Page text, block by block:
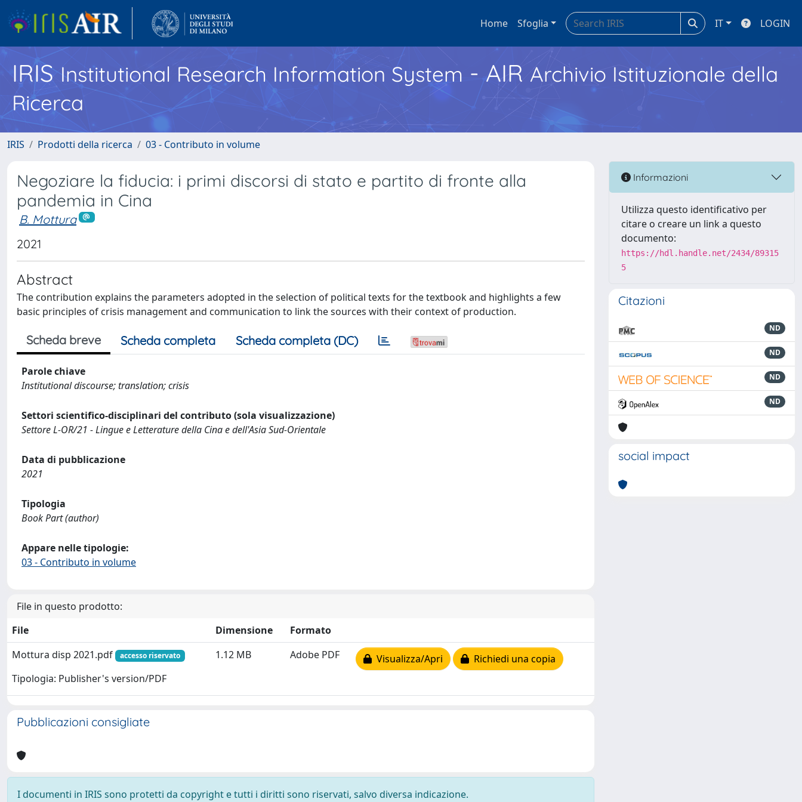
Home Sfoglia IT LOGIN
IRISInstitutional Research Information System - AIR Archivio Istituzionale della
Ricerca
IRIS Prodotti della ricerca 03 - Contributo in volume
Negoziare la fiducia: i primi discorsi di stato e partito di fronte alla
pandemia in Cina
B. Mottura
2021
Abstract
The contribution explains the parameters adopted in the selection of political texts for the textbook and highlights a few
basic principles of crisis management and communication to link the sources with their context of production.
Scheda breve Scheda completa Scheda completa (DC)
Parole chiave
Institutional discourse; translation; crisis
Settori scientifico-disciplinari del contributo (sola visualizzazione)
Settore L-OR/21 - Lingue e Letterature della Cina e dell'Asia Sud-Orientale
Data di pubblicazione
2021
Tipologia
Book Part (author)
Appare nelle tipologie:
03 - Contributo in volume
File in questo prodotto:
File
Dimensione
Formato
Mottura disp 2021.pdf
accesso riservato
Tipologia: Publisher's version/PDF
1.12 MB Adobe PDF Visualizza/Apri Richiedi una copia
Pubblicazioni consigliate
I documenti in IRIS sono protetti da copyright e tutti i diritti sono riservati, salvo diversa indicazione.
Informazioni
Utilizza questo identificativo per
citare o creare un link a questo
documento:
https://hdl.handle.net/2434/89315
5
Citazioni
ND
ND
ND
ND
social impact